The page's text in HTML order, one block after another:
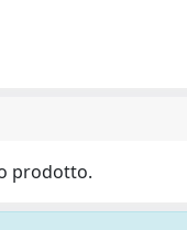
prodotto.